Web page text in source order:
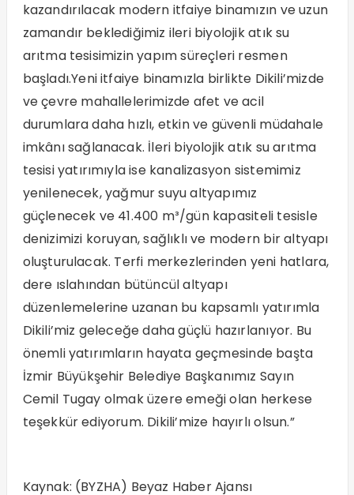
kazandırılacak modern itfaiye binamızın ve uzun
zamandır beklediğimiz ileri biyolojik atık su
arıtma tesisimizin yapım süreçleri resmen
başladı.Yeni itfaiye binamızla birlikte Dikili’mizde
ve çevre mahallelerimizde afet ve acil
durumlara daha hızlı, etkin ve güvenli müdahale
imkânı sağlanacak. İleri biyolojik atık su arıtma
tesisi yatırımıyla ise kanalizasyon sistemimiz
yenilenecek, yağmur suyu altyapımız
güçlenecek ve 41.400 m³/gün kapasiteli tesisle
denizimizi koruyan, sağlıklı ve modern bir altyapı
oluşturulacak. Terfi merkezlerinden yeni hatlara,
dere ıslahından bütüncül altyapı
düzenlemelerine uzanan bu kapsamlı yatırımla
Dikili’miz geleceğe daha güçlü hazırlanıyor. Bu
önemli yatırımların hayata geçmesinde başta
İzmir Büyükşehir Belediye Başkanımız Sayın
Cemil Tugay olmak üzere emeği olan herkese
teşekkür ediyorum. Dikili’mize hayırlı olsun.”
Kaynak: (BYZHA) Beyaz Haber Ajansı